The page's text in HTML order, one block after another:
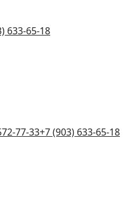
633-65-18
77-33+7 (903) 633-65-18